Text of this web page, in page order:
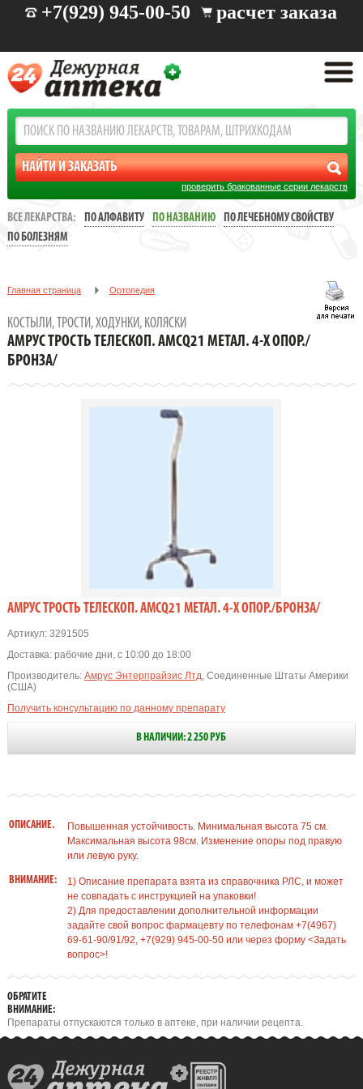
+7(929) 945-00-50 расчет заказа
проверить бракованные серии лекарств
ВСЕ ЛЕКАРСТВА: ПО АЛФАВИТУ ПО НАЗВАНИЮ
ПО ЛЕЧЕБНОМУ СВОЙСТВУ
ПО БОЛЕЗНЯМ
Главная страница Ортопедия
АМРУС ТРОСТЬ ТЕЛЕСКОП. АМСQ21 МЕТАЛ. 4-Х ОПОР./
КОСТЫЛИ, ТРОСТИ, ХОДУНКИ, КОЛЯСКИ
АМРУС ТРОСТЬ ТЕЛЕСКОП. АМСQ21 МЕТАЛ. 4-Х ОПОР./
БРОНЗА/
АМРУС ТРОСТЬ ТЕЛЕСКОП. АМСQ21 МЕТАЛ. 4-Х ОПОР./БРОНЗА/
Артикул:3291505
Доставка: рабочие дни, с 10:00 до 18:00
Производитель: Амрус Энтерпрайзис Лтд, Соединенные Штаты Америки
(США)
Получить консультацию по данному препарату
В НАЛИЧИИ: 2 250 РУБ
ОПИСАНИЕ.
Повышенная устойчивость. Минимальная высота 75 см.
Максимальная высота 98см. Изменение опоры под правую
или левую руку.
ВНИМАНИЕ:
1) Описание препарата взята из справочника РЛС, и может
не совпадать с инструкцией на упаковки!
2) Для предоставлении дополнительной информации
задайте свой вопрос фармацевту по телефонам +7(4967)
69-61-90/91/92, +7(929) 945-00-50 или через форму <Задать
вопрос>!
ОБРАТИТЕ
ВНИМАНИЕ:
Препараты отпускаются только в аптеке, при наличии рецепта.